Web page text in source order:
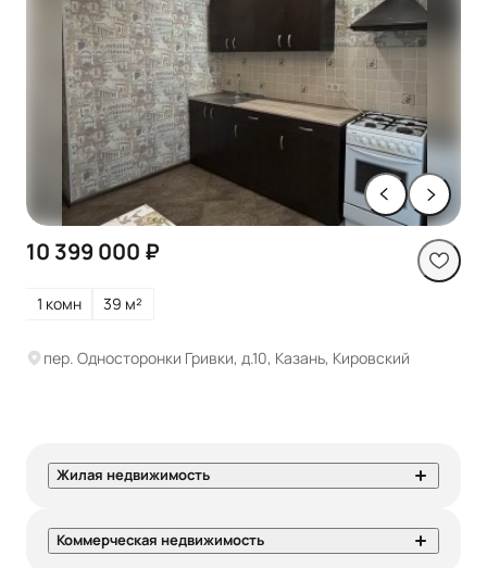
10 399 000 ₽
1 комн 39 м²
пер. Односторонки Гривки, д.10, Казань, Кировский
Жилая недвижимость
Коммерческая недвижимость